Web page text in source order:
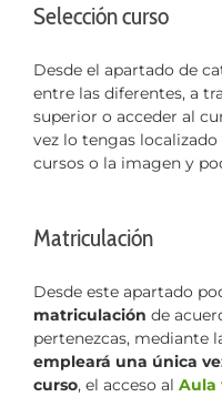
Selección curso
Desde el apartado de
entre las diferentes, a
superior o acceder al
vez lo tengas
cursos o la imagen y
Matriculación
Desde este apartado
matriculación de
pertenezcas, mediante
empleará una única
curso, el acceso al Aula